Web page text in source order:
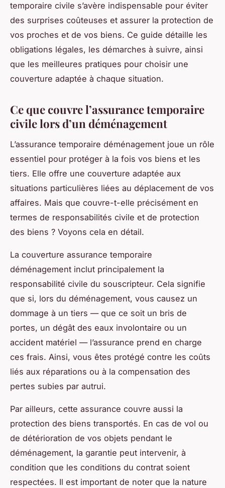
temporaire civile s’avère indispensable pour éviter
des surprises coûteuses et assurer la protection de
vos proches et de vos biens. Ce guide détaille les
obligations légales, les démarches à suivre, ainsi
que les meilleures pratiques pour choisir une
couverture adaptée à chaque situation.
Ce que couvre l’assurance temporaire
civile lors d’un déménagement
L’assurance temporaire déménagement joue un rôle
essentiel pour protéger à la fois vos biens et les
tiers. Elle offre une couverture adaptée aux
situations particulières liées au déplacement de vos
affaires. Mais que couvre-t-elle précisément en
termes de responsabilités civile et de protection
des biens ? Voyons cela en détail.
La couverture assurance temporaire
déménagement inclut principalement la
responsabilité civile du souscripteur. Cela signifie
que si, lors du déménagement, vous causez un
dommage à un tiers — que ce soit un bris de
portes, un dégât des eaux involontaire ou un
accident matériel — l’assurance prend en charge
ces frais. Ainsi, vous êtes protégé contre les coûts
liés aux réparations ou à la compensation des
pertes subies par autrui.
Par ailleurs, cette assurance couvre aussi la
protection des biens transportés. En cas de vol ou
de détérioration de vos objets pendant le
déménagement, la garantie peut intervenir, à
condition que les conditions du contrat soient
respectées. Il est important de noter que la nature